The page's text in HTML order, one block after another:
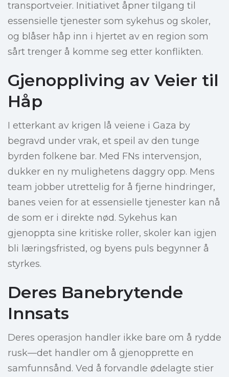
transportveier. Initiativet åpner tilgang til
essensielle tjenester som sykehus og skoler,
og blåser håp inn i hjertet av en region som
sårt trenger å komme seg etter konflikten.
Gjenoppliving av Veier til
Håp
I etterkant av krigen lå veiene i Gaza by
begravd under vrak, et speil av den tunge
byrden folkene bar. Med FNs intervensjon,
dukker en ny mulighetens daggry opp. Mens
team jobber utrettelig for å fjerne hindringer,
banes veien for at essensielle tjenester kan nå
de som er i direkte nød. Sykehus kan
gjenoppta sine kritiske roller, skoler kan igjen
bli læringsfristed, og byens puls begynner å
styrkes.
Deres Banebrytende
Innsats
Deres operasjon handler ikke bare om å rydde
rusk—det handler om å gjenopprette en
samfunnsånd. Ved å forvandle ødelagte stier